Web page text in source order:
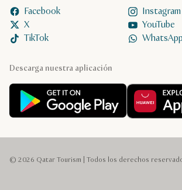
Descarga nuestra aplicación
Facebook
Instagram
X
YouTube
TikTok
WhatsApp
© 2026 Qatar Tourism | Todos los derechos